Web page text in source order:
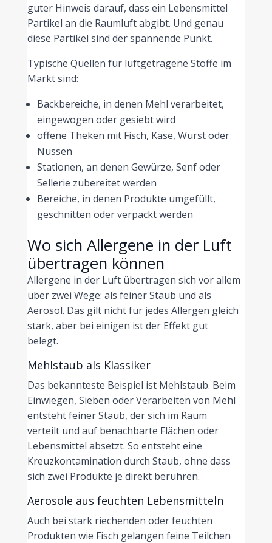
guter Hinweis darauf, dass ein Lebensmittel
Partikel an die Raumluft abgibt. Und genau
diese Partikel sind der spannende Punkt.
Typische Quellen für luftgetragene Stoffe im
Markt sind:
Backbereiche, in denen Mehl verarbeitet,
eingewogen oder gesiebt wird
offene Theken mit Fisch, Käse, Wurst oder
Nüssen
Stationen, an denen Gewürze, Senf oder
Sellerie zubereitet werden
Bereiche, in denen Produkte umgefüllt,
geschnitten oder verpackt werden
Wo sich Allergene in der Luft
übertragen können
Allergene in der Luft übertragen sich vor allem
über zwei Wege: als feiner Staub und als
Aerosol. Das gilt nicht für jedes Allergen gleich
stark, aber bei einigen ist der Effekt gut
belegt.
Mehlstaub als Klassiker
Das bekannteste Beispiel ist Mehlstaub. Beim
Einwiegen, Sieben oder Verarbeiten von Mehl
entsteht feiner Staub, der sich im Raum
verteilt und auf benachbarte Flächen oder
Lebensmittel absetzt. So entsteht eine
Kreuzkontamination durch Staub, ohne dass
sich zwei Produkte je direkt berühren.
Aerosole aus feuchten Lebensmitteln
Auch bei stark riechenden oder feuchten
Produkten wie Fisch gelangen feine Teilchen